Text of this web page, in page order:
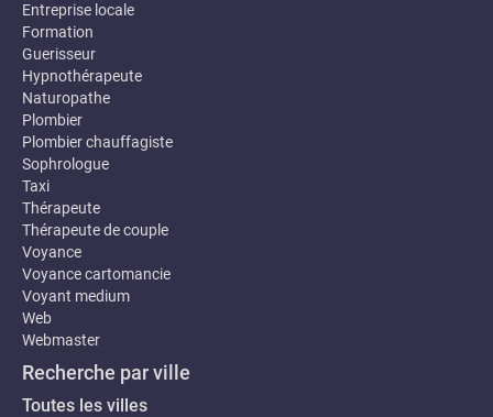
Entreprise locale
Formation
Guerisseur
Hypnothérapeute
Naturopathe
Plombier
Plombier chauffagiste
Sophrologue
Taxi
Thérapeute
Thérapeute de couple
Voyance
Voyance cartomancie
Voyant medium
Web
Webmaster
Recherche par ville
Toutes les villes